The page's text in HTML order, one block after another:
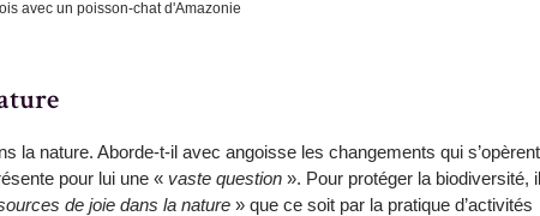
avec un poisson-chat d'Amazonie
la nature. Aborde-t-il avec angoisse les changements qui
pour lui une « vaste question ». Pour protéger la biodiversité, il
de joie dans la nature » que ce soit par la pratique d’activités